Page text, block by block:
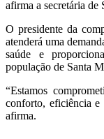
afirma a secretária
O presidente da
atenderá uma
saúde e
população de Santa
“Estamos
conforto, eficiência e
afirma.